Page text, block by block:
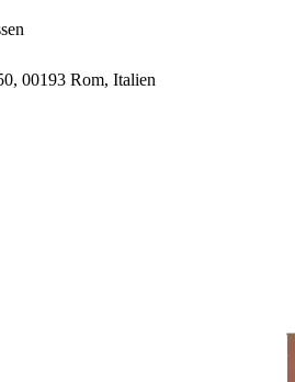
00193 Rom, Italien